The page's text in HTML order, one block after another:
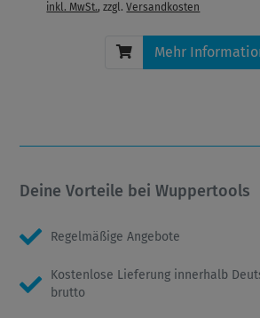
inkl. MwSt., zzgl.Versandkosten
Mehr
Deine Vorteile bei Wuppertools
Regelmäßige Angebote
Kostenlose Lieferung innerhalb
brutto